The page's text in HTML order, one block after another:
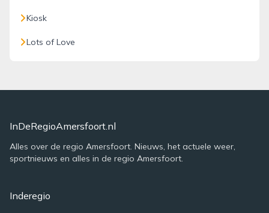
Kiosk
Lots of Love
InDeRegioAmersfoort.nl
Alles over de regio Amersfoort. Nieuws, het actuele weer,
sportnieuws en alles in de regio Amersfoort.
Inderegio